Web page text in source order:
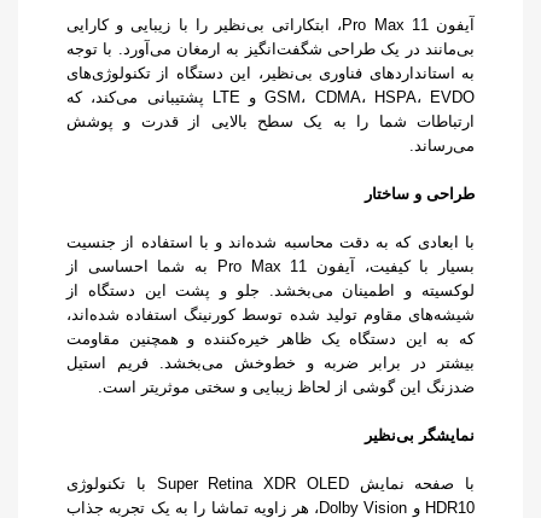
آیفون 11 Pro Max، ابتکاراتی بی‌نظیر را با زیبایی و کارایی
بی‌مانند در یک طراحی شگفت‌انگیز به ارمغان می‌آورد. با توجه
به استانداردهای فناوری بی‌نظیر، این دستگاه از تکنولوژی‌های
GSM، CDMA، HSPA، EVDO و LTE پشتیبانی می‌کند، که
ارتباطات شما را به یک سطح بالایی از قدرت و پوشش
می‌رساند.
طراحی و ساختار
با ابعادی که به دقت محاسبه شده‌اند و با استفاده از جنسیت
بسیار با کیفیت، آیفون 11 Pro Max به شما احساسی از
لوکسیته و اطمینان می‌بخشد. جلو و پشت این دستگاه از
شیشه‌های مقاوم تولید شده توسط کورنینگ استفاده شده‌اند،
که به این دستگاه یک ظاهر خیره‌کننده و همچنین مقاومت
بیشتر در برابر ضربه و خط‌وخش می‌بخشد. فریم استیل
ضدزنگ این گوشی از لحاظ زیبایی و سختی موثریتر است.
نمایشگر بی‌نظیر
با صفحه نمایش Super Retina XDR OLED با تکنولوژی
HDR10 و Dolby Vision، هر زاویه تماشا را به یک تجربه جذاب